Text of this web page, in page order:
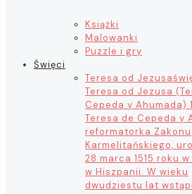
Książki
Malowanki
Puzzle i gry
Święci
Teresa od Jezusa
Teresa od Jezusa
Cepeda y Ahumada)
Teresa de Cepeda y
reformatorka Zakonu
Karmelitańskiego,
28 marca 1515 roku w
w Hiszpanii. W wieku
dwudziestu lat